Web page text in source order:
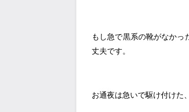
もし急で黒系の靴がなかっ
丈夫です。
お通夜は急いで駆け付けた